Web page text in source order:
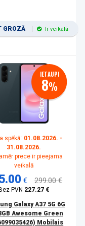
GROZĀ Ir veikalā
IETAUPI
8%
spēkā: 01.08.2026. -
31.08.2026.
prece ir pieejama
veikalā
€ 299.00 €
Bez PVN 227.27 €
Galaxy A37 5G 6G
Awesome Green
Mobilais